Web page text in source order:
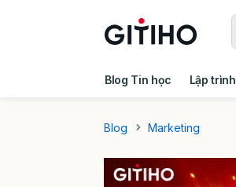
Blog Tin học Lập trình
Blog
Marketing